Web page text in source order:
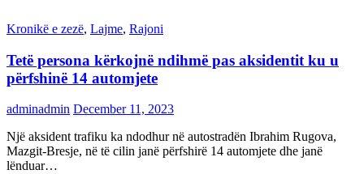
Kronikë e zezë, Lajme, Rajoni
Tetë persona kërkojnë ndihmë pas aksidentit ku u
përfshinë 14 automjete
adminadmin December 11, 2023
Një aksident trafiku ka ndodhur në autostradën Ibrahim Rugova,
Mazgit-Bresje, në të cilin janë përfshirë 14 automjete dhe janë
lënduar…